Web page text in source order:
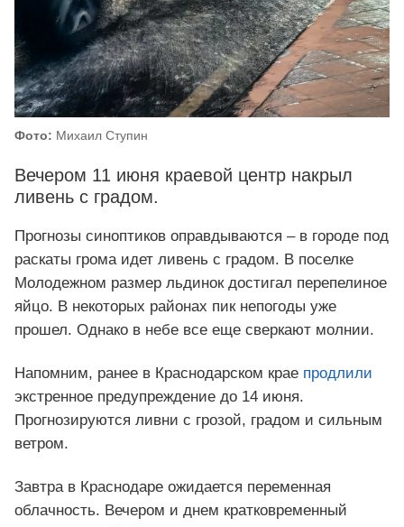
Фото: Михаил Ступин
Вечером 11 июня краевой центр накрыл
ливень с градом.
Прогнозы синоптиков оправдываются – в городе под
раскаты грома идет ливень с градом. В поселке
Молодежном размер льдинок достигал перепелиное
яйцо. В некоторых районах пик непогоды уже
прошел. Однако в небе все еще сверкают молнии.
Напомним, ранее в Краснодарском крае продлили
экстренное предупреждение до 14 июня.
Прогнозируются ливни с грозой, градом и сильным
ветром.
Завтра в Краснодаре ожидается переменная
облачность. Вечером и днем кратковременный